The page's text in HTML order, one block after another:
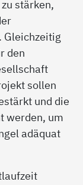
stärken,
Gleichzeitig
den
sollen
und die
werden, um
adäquat